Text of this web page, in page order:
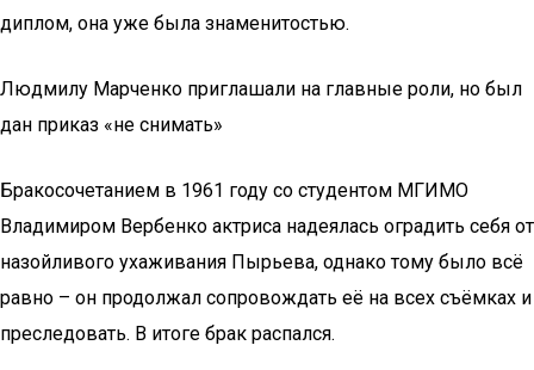
диплом, она уже была знаменитостью.
Людмилу Марченко приглашали на главные роли, но был
дан приказ «не снимать»
Бракосочетанием в 1961 году со студентом МГИМО
Владимиром Вербенко актриса надеялась оградить себя от
назойливого ухаживания Пырьева, однако тому было всё
равно – он продолжал сопровождать её на всех съёмках и
преследовать. В итоге брак распался.